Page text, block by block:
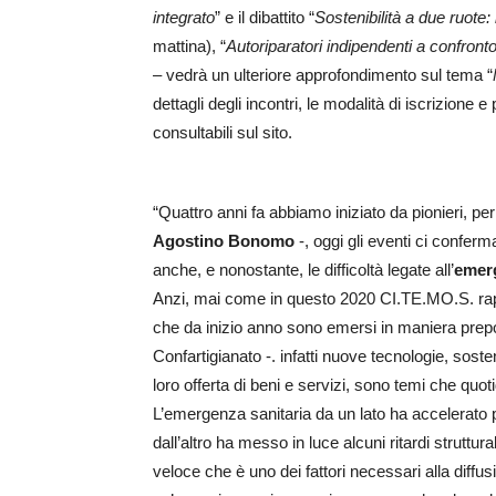
integrato” e il dibattito “Sostenibilità a due
mattina), “Autoriparatori indipendenti a confronto
– vedrà un ulteriore approfondimento sul tema “
dettagli degli incontri, le modalità di iscrizione
consultabili sul sito.
“Quattro anni fa abbiamo iniziato da pionieri,
Agostino Bonomo -, oggi gli eventi ci
anche, e nonostante, le difficoltà legate all’
Anzi, mai come in questo 2020 CI.TE.MO.S.
che da inizio anno sono emersi in maniera
Confartigianato -. infatti nuove tecnologie,
loro offerta di beni e servizi, sono temi che
L’emergenza sanitaria da un lato ha
dall’altro ha messo in luce alcuni ritardi
veloce che è uno dei fattori necessari alla